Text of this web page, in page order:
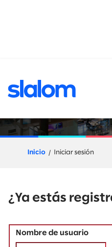
Proceso de
Inicio Iniciar sesión
¿Ya estás
Nombre de usuario